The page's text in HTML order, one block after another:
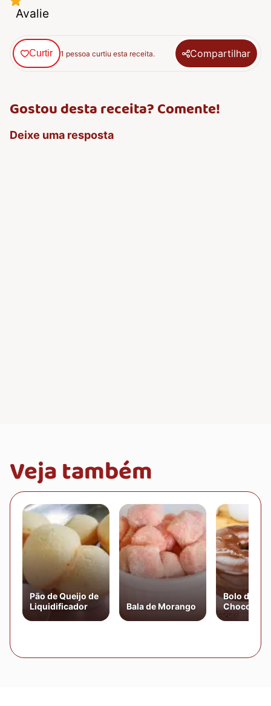
Avalie
Curtir 1 pessoa curtiu esta receita. Compartilhar
Gostou desta receita? Comente!
Deixe uma resposta
Veja também
Pão de Queijo de
Liquidificador
Bala de Morango
Bolo de
Chocolate
Cobertura